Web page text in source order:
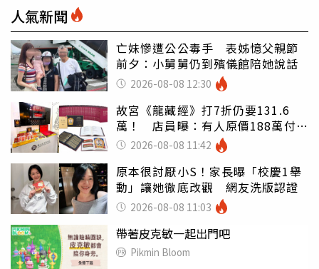
人氣新聞
亡妹慘遭公公毒手 表姊憶父親節
前夕：小舅舅仍到殯儀館陪她說話
2026-08-08 12:30
故宮《龍藏經》打7折仍要131.6
萬！ 店員曝：有人原價188萬付現
購買2026-08-08 11:42
原本很討厭小S！家長曝「校慶1舉
動」讓她徹底改觀 網友洗版認證
2026-08-08 11:03
帶著皮克敏一起出門吧
Pikmin Bloom